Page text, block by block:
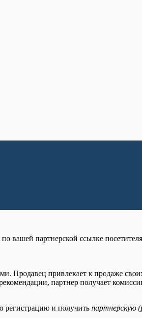
вашей партнерской ссылке
Продавец привлекает к продаже
партнер получает
регистрацию и получить партнерскую